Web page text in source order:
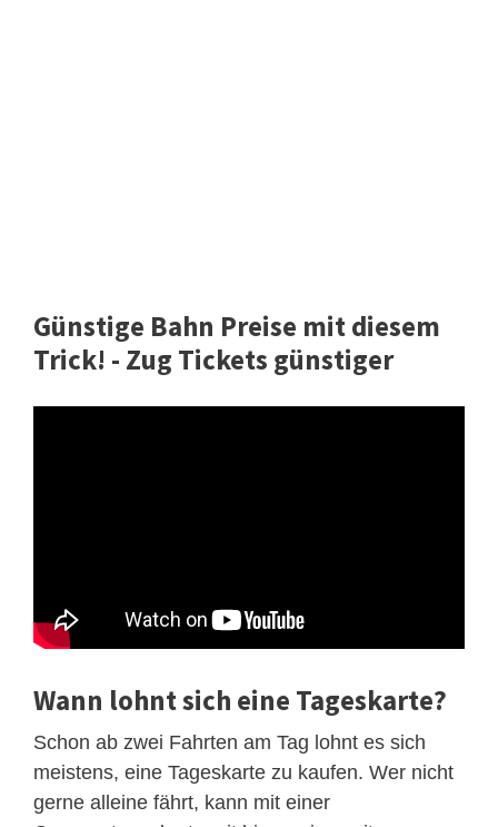
Günstige Bahn Preise mit diesem
Trick! - Zug Tickets günstiger
Wann lohnt sich eine Tageskarte?
Schon ab zwei Fahrten am Tag lohnt es sich
meistens, eine Tageskarte zu kaufen. Wer nicht
gerne alleine fährt, kann mit einer